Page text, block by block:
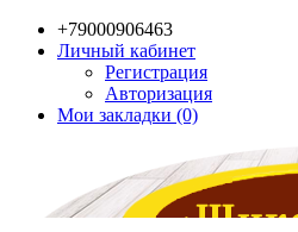
+79000906463
Личный кабинет
Регистрация
Авторизация
Мои закладки (0)